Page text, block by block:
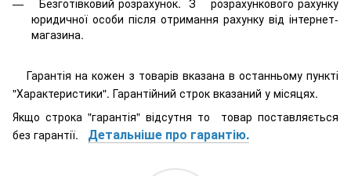
юридичної особи після отримання рахунку від інтернет-
магазина.
Гарантія на кожен з товарів вказана в останньому пункті
"Характеристики". Гарантійний строк вказаний у місяцях.
Якщо строка "гарантія" відсутня то товар поставляється
без гарантії. Детальніше про гарантію.